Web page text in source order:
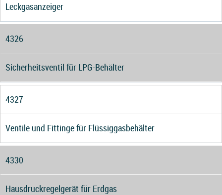
Leckgasanzeiger
4326
Sicherheitsventil für LPG-Behälter
4327
Ventile und Fittinge für Flüssiggasbehälter
4330
Hausdruckregelgerät für Erdgas